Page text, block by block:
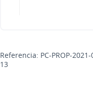
Referencia: PC-PROP-2021-
13